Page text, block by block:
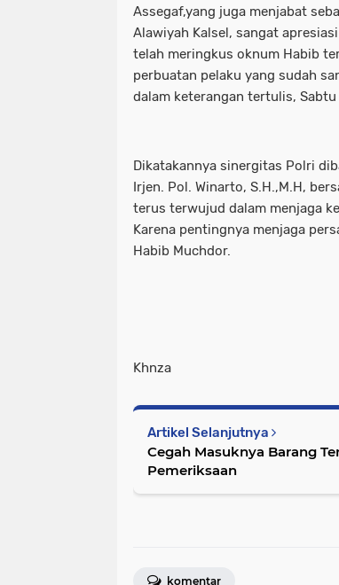
Assegaf,yang juga menjabat
Alawiyah Kalsel, sangat
telah meringkus oknum Habib
perbuatan pelaku yang sudah
dalam keterangan tertulis, Sabtu
Dikatakannya sinergitas Polri
Irjen. Pol. Winarto, S.H.,M.H,
terus terwujud dalam menjaga
Karena pentingnya menjaga
Habib Muchdor.
Khnza
Artikel Selanjutnya
Cegah Masuknya Barang
Pemeriksaan
komentar